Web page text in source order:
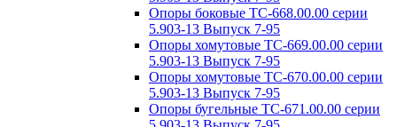
Опоры боковые ТС-668.00.00 серии
5.903-13 Выпуск 7-95
Опоры хомутовые ТС-669.00.00 серии
5.903-13 Выпуск 7-95
Опоры хомутовые ТС-670.00.00 серии
5.903-13 Выпуск 7-95
Опоры бугельные ТС-671.00.00 серии